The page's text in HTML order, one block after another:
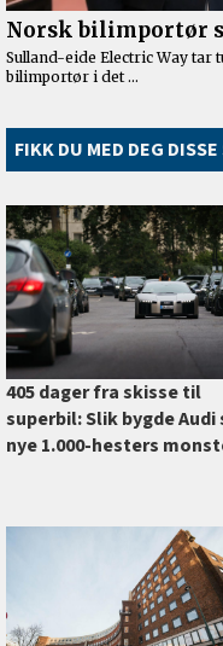
FIKK DU MED DEG
405 dager fra skisse til
superbil: Slik bygde
nye 1.000-hesters